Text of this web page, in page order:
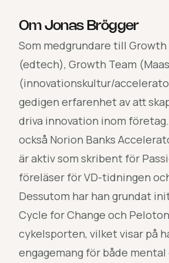
Om Jonas Brögger
Som medgrundare till
(edtech), Growth Team
(innovationskultur/
gedigen erfarenhet av att
driva innovation inom
också Norion Banks
är aktiv som skribent för
föreläser för VD-tidningen
Dessutom har han grundat
Cycle for Change och
cykelsporten, vilket visar på
engagemang för både